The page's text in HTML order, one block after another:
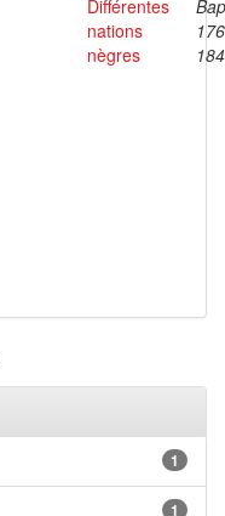
Différentes
nations
nègres
1
1